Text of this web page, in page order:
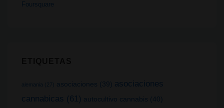
Foursquare
alemania (27) asociaciones (39)
asociaciones
cannabicas (61) autocultivo cannabis (40)